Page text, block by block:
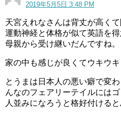
2019年5月5日 3:48 PM
天宮えれなさんは背丈が高く
運動神経と体格が似て英語を
母親から受け継いだんですね。
家の中も感じが良くてウキウキ
とうまは日本人の悪い癖で変
んなのフェアリーテイルには
人並みになろうと格好付けると